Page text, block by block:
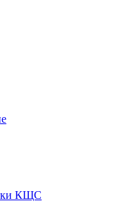
КЩС